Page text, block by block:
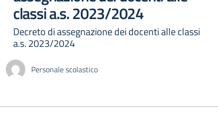
classi a.s. 2023/2024
Decreto di assegnazione dei docenti alle classi
a.s. 2023/2024
Personale scolastico